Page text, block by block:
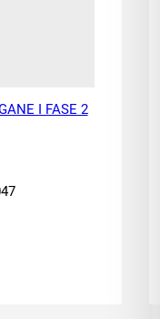
I FASE 2